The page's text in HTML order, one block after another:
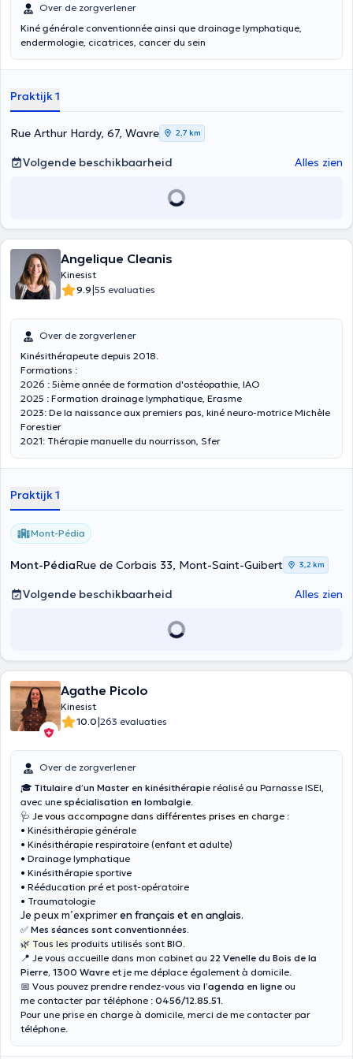
Over de zorgverlener
Kiné générale conventionnée ainsi que drainage lymphatique,
endermologie, cicatrices, cancer du sein
Praktijk 1
Rue Arthur Hardy, 67, Wavre 2,7 km
Volgende beschikbaarheid Alles zien
Angelique Cleanis
Kinesist
9.9|55 evaluaties
Over de zorgverlener
Kinésithérapeute depuis 2018.
Formations : ​
2026 : 5ième année de formation d'ostéopathie, IAO
2025 : Formation drainage lymphatique, Erasme
2023: De la naissance aux premiers pas, kiné neuro-motrice Michèle
Forestier
2021: Thérapie manuelle du nourrisson, Sfer
Praktijk 1
Mont-Pédia
Mont-PédiaRue de Corbais 33, Mont-Saint-Guibert 3,2 km
Volgende beschikbaarheid Alles zien
Agathe Picolo
Kinesist
10.0|263 evaluaties
Over de zorgverlener
🎓 Titulaire d’un Master en kinésithérapie réalisé au Parnasse ISEI,
avec une spécialisation en lombalgie.
🩺 Je vous accompagne dans différentes prises en charge :
• Kinésithérapie générale
• Kinésithérapie respiratoire (enfant et adulte)
• Drainage lymphatique
• Kinésithérapie sportive
• Rééducation pré et post-opératoire
• Traumatologie
Je peux m’exprimeren français et en anglais.
✅ Mes séances sont conventionnées.
🌿 Tous les produits utilisés sont BIO.
📍 Je vous accueille dans mon cabinet au 22 Venelle du Bois de la
Pierre, 1300 Wavre et je me déplace également à domicile.
📅 Vous pouvez prendre rendez-vous via l’agenda en ligne ou
me contacter par téléphone : 0456/12.85.51.
Pour une prise en charge à domicile, merci de me contacter par
téléphone.